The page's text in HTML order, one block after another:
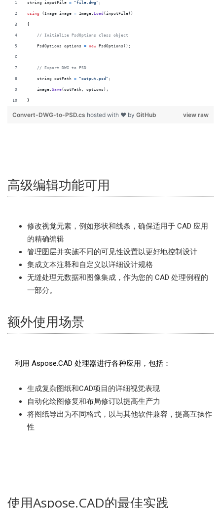
string inputFile = "file.dwg" ;
using (Image image = Image . Load (inputFile) )
{
// Initialize PsdOptions class object
PsdOptions options = new PsdOptions ( ) ;
// Export DWG to PSD
string outPath = "output.psd" ;
image . Save(outPath , options ) ;
}
view raw
Convert-DWG-to-PSD.cs hosted with ❤ by GitHub
高级编辑功能可用
修改视觉元素，例如形状和线条，确保适用于 CAD 应用
的精确编辑
管理图层并实施不同的可见性设置以更好地控制设计
集成文本注释和自定义以详细设计规格
无缝处理元数据和图像集成，作为您的 CAD 处理例程的
一部分。
额外使用场景
利用 Aspose.CAD 处理器进行各种应用，包括：
生成复杂图纸和CAD项目的详细视觉表现
自动化绘图修复和布局修订以提高生产力
将图纸导出为不同格式，以与其他软件兼容，提高互操作
性
使用Aspose.CAD的最佳实践